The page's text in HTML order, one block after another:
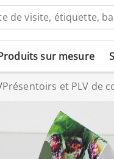
sur mesure
Présentoirs et PLV de